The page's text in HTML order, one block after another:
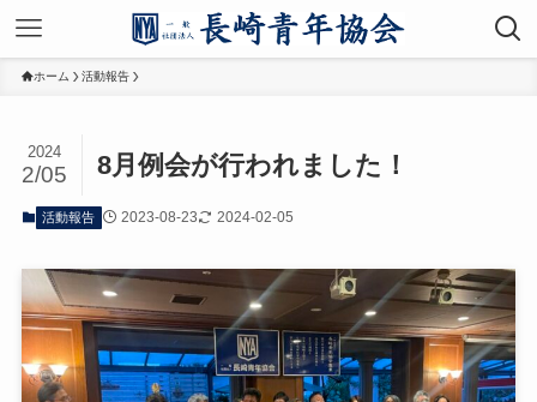
ホーム 活動報告
8月例会が行われました！
2024
2/05
活動報告 2023-08-23 2024-02-05